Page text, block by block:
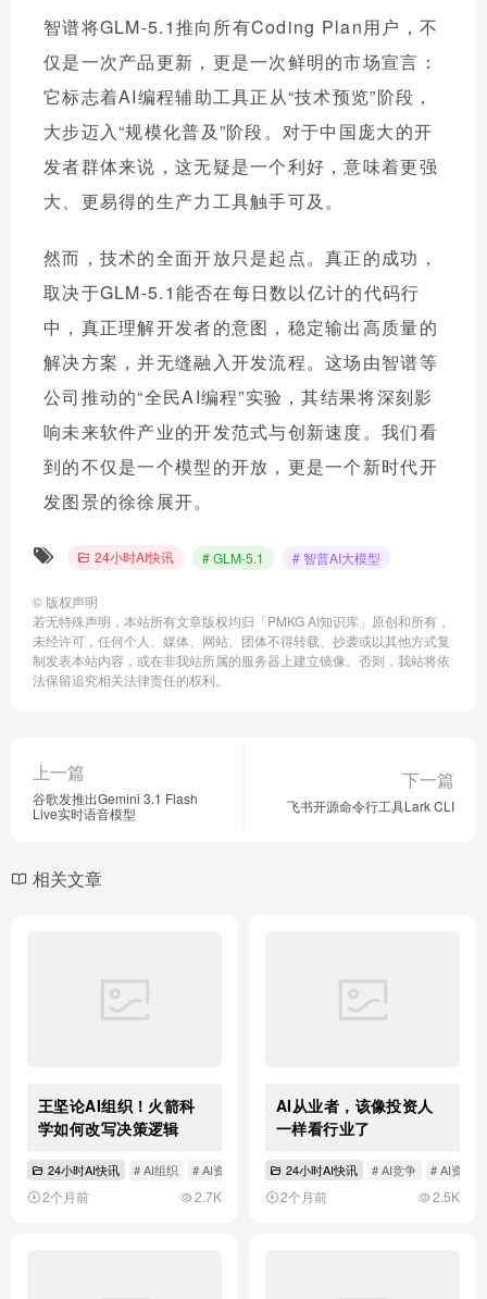
智谱将GLM-5.1推向所有Coding Plan用户，不
仅是一次产品更新，更是一次鲜明的市场宣言：
它标志着AI编程辅助工具正从“技术预览”阶段，
大步迈入“规模化普及”阶段。对于中国庞大的开
发者群体来说，这无疑是一个利好，意味着更强
大、更易得的生产力工具触手可及。
然而，技术的全面开放只是起点。真正的成功，
取决于GLM-5.1能否在每日数以亿计的代码行
中，真正理解开发者的意图，稳定输出高质量的
解决方案，并无缝融入开发流程。这场由智谱等
公司推动的“全民AI编程”实验，其结果将深刻影
响未来软件产业的开发范式与创新速度。我们看
到的不仅是一个模型的开放，更是一个新时代开
发图景的徐徐展开。
24小时AI快讯 # GLM-5.1 # 智普AI大模型
© 版权声明
若无特殊声明，本站所有文章版权均归「PMKG AI知识库」原创和所有，
未经许可，任何个人、媒体、网站、团体不得转载、抄袭或以其他方式复
制发表本站内容，或在非我站所属的服务器上建立镜像。否则，我站将依
法保留追究相关法律责任的权利。
上一篇
谷歌发推出Gemini 3.1 Flash
Live实时语音模型
下一篇
飞书开源命令行工具Lark CLI
相关文章
王坚论AI组织！火箭科
学如何改写决策逻辑
24小时AI快讯 # AI组织 # AI资讯 # 智源
2个月前 2.7K
AI从业者，该像投资人
一样看行业了
24小时AI快讯 # AI竞争 # AI资讯
2个月前 2.5K